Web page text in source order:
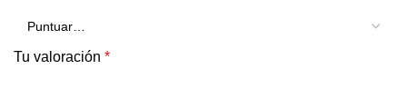
Tu valoración *